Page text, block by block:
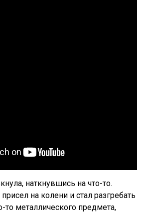
наткнувшись на что-то.
на колени и стал разгребать
то металлического предмета,